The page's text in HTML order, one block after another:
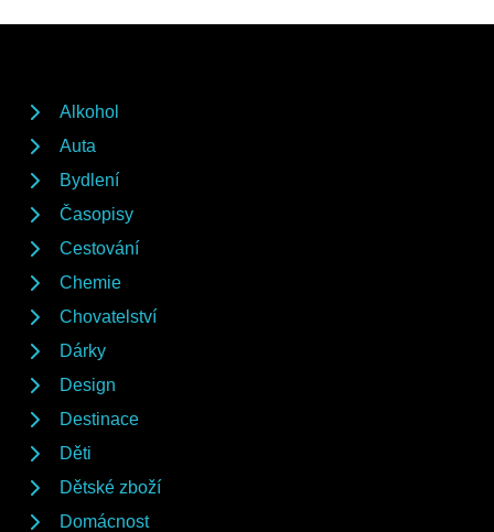
Alkohol
Auta
Bydlení
Časopisy
Cestování
Chemie
Chovatelství
Dárky
Design
Destinace
Děti
Dětské zboží
Domácnost